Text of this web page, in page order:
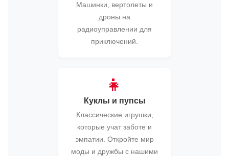
Машинки, вертолеты и
дроны на
радиоуправлении для
приключений.
👧
Куклы и пупсы
Классические игрушки,
которые учат заботе и
эмпатии. Откройте мир
моды и дружбы с нашими